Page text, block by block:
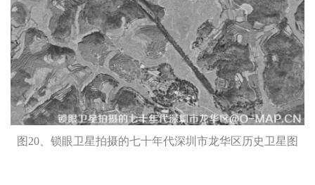
图20、锁眼卫星拍摄的七十年代深圳市龙华区历史卫星图